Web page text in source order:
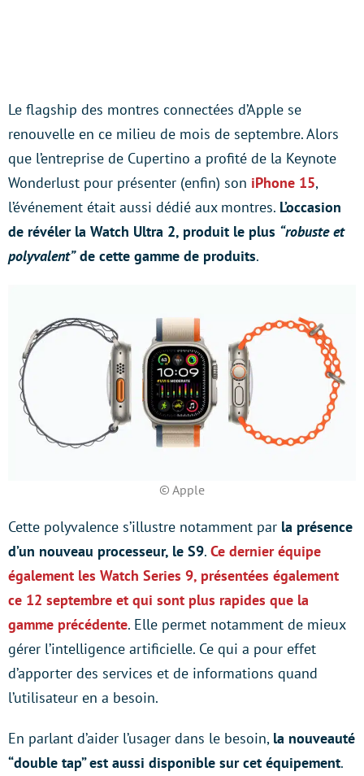
Le flagship des montres connectées d’Apple se
renouvelle en ce milieu de mois de septembre. Alors
que l’entreprise de Cupertino a profité de la Keynote
Wonderlust pour présenter (enfin) son iPhone 15,
l’événement était aussi dédié aux montres. L’occasion
de révéler la Watch Ultra 2, produit le plus “robuste et
polyvalent”de cette gamme de produits.
© Apple
Cette polyvalence s’illustre notamment par la présence
d’un nouveau processeur, le S9. Ce dernier équipe
également les Watch Series 9, présentées également
ce 12 septembre et qui sont plus rapides que la
gamme précédente. Elle permet notamment de mieux
gérer l’intelligence artificielle. Ce qui a pour effet
d’apporter des services et de informations quand
l’utilisateur en a besoin.
En parlant d’aider l’usager dans le besoin, la nouveauté
“double tap” est aussi disponible sur cet équipement.